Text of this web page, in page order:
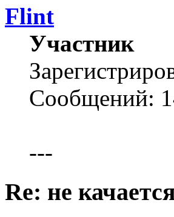
Flint
Участник
Сообщений:
---
Re: не